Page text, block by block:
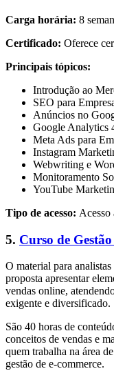
Carga horária: 8
Certificado: Oferece
Principais tópicos:
Introdução ao
SEO para
Anúncios no
Google Analytics
Meta Ads para
Instagram
Webwriting e
Monitoramento
YouTube
Tipo de acesso: Acesso
5. Curso de
O material para
proposta apresentar
vendas online,
exigente e diversificado.
São 40 horas de
conceitos de vendas e
quem trabalha na área
gestão de e-commerce.